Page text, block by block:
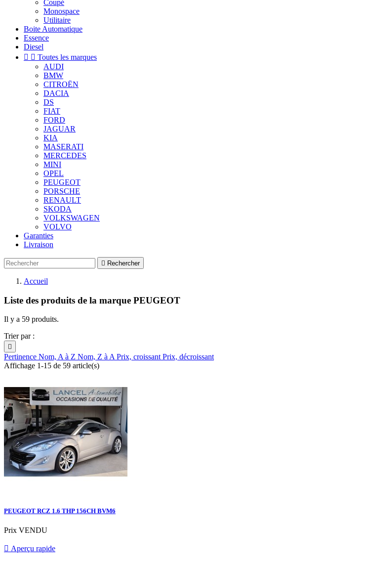
Coupé
Monospace
Utilitaire
Boite Automatique
Essence
Diesel
  Toutes les marques
AUDI
BMW
CITROËN
DACIA
DS
FIAT
FORD
JAGUAR
KIA
MASERATI
MERCEDES
MINI
OPEL
PEUGEOT
PORSCHE
RENAULT
SKODA
VOLKSWAGEN
VOLVO
Garanties
Livraison
 Rechercher
Accueil
Liste des produits de la marque PEUGEOT
Il y a 59 produits.
Trier par :

Pertinence Nom, A à Z Nom, Z à APrix, croissantPrix, décroissant
Affichage 1-15 de 59 article(s)
PEUGEOT RCZ 1.6 THP 156CH BVM6
Prix VENDU
 Aperçu rapide